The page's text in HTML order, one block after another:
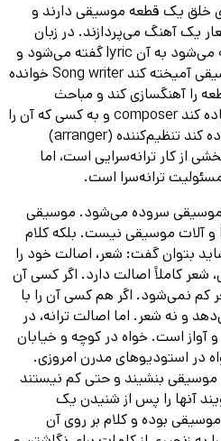
خلق یک قطعه موسیقی دارند و
یک آهنگ می‌پردازند. در زبان
انگلیسی وقتی اثر نظمی نوشته می‌شود به آن lyric گفته می‌شود و
اگر شخصی آن اثر نظم را با موسیقی آمیخته کند Song writer خوانده
را آهنگسازی کند و مباحث
هارمونی موسیقی را روی آن پیاده کند composer و به کسی که آن را
روی ریتم و سازهای مختلف پیاده کند تنظیم‌کننده (arranger)
از کار ترانه‌سرایی است، اما
ترانه‌سرا است.
موسیقی سروده می‌شود. موسیقی
و آلات موسیقی نیست. بلکه کلام
بتوان گفت: شعر، اصالت خود را
شعر کاملاً اصالت دارد. اگر کسی آن
کم نمی‌شود. اگر هم کسی آن را با
و نه شعر. اما اصالت ترانه، در
است. خواه در کوچه و خیابان
در استودیوهای مدرن امروزی.
موسیقی بنشیند و حتی کم نیستند
آنها را پس از شنیدن یک
بوده و کلام بر روی آن